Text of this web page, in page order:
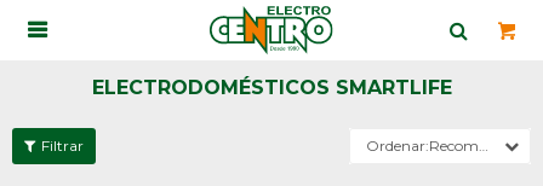

ELECTRODOMÉSTICOS SMARTLIFE
Recomendados